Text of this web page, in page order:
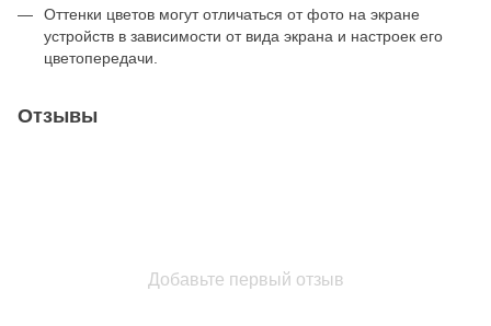
Оттенки цветов могут отличаться от фото на экране
устройств в зависимости от вида экрана и настроек его
цветопередачи.
Отзывы
Добавьте первый отзыв